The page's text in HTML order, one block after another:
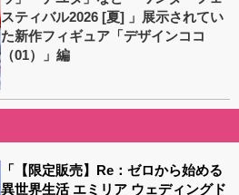
スティバル2026 [夏] 」展示されてい
た新作フィギュア「デザインココ
（01）」編
「【限定販売】Re：ゼロから始める
異世界生活 エミリア ウェディングド